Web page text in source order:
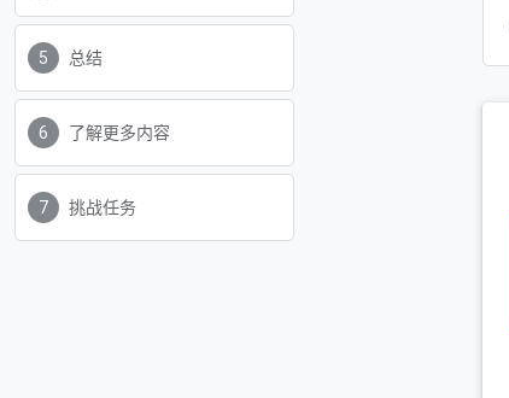
总结
了解更多内容
挑战任务